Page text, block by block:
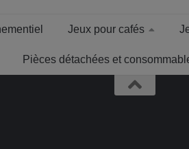
Jeux pour cafés
Pièces détachées et